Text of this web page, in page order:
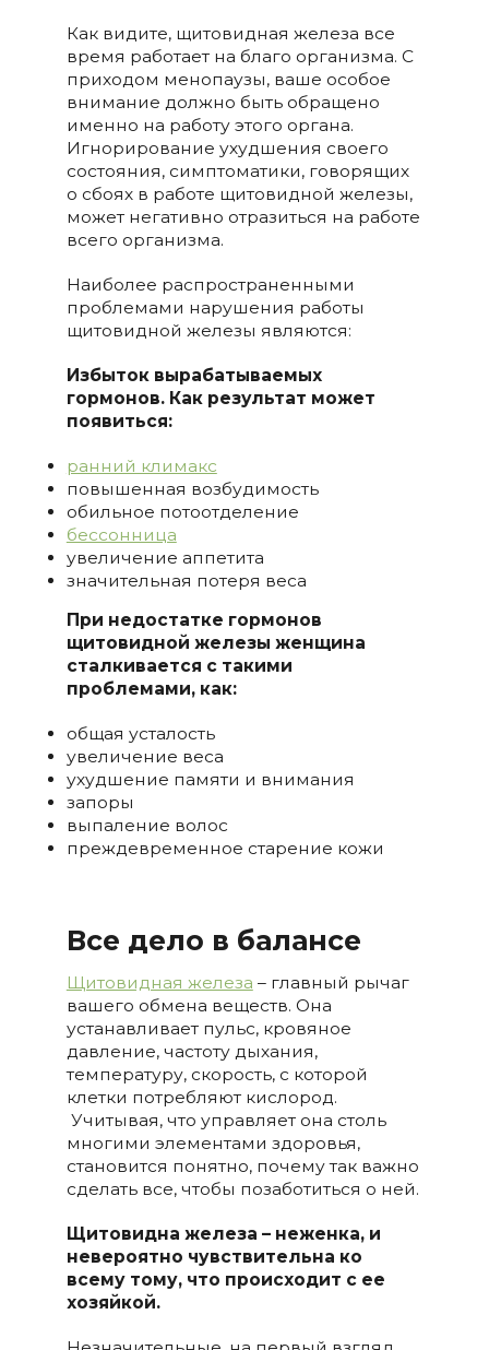
Как видите, щитовидная железа все
время работает на благо организма. С
приходом менопаузы, ваше особое
внимание должно быть обращено
именно на работу этого органа.
Игнорирование ухудшения своего
состояния, симптоматики, говорящих
о сбоях в работе щитовидной железы,
может негативно отразиться на работе
всего организма.
Наиболее распространенными
проблемами нарушения работы
щитовидной железы являются:
Избыток вырабатываемых
гормонов. Как результат может
появиться:
ранний климакс
повышенная возбудимость
обильное потоотделение
бессонница
увеличение аппетита
значительная потеря веса
При недостатке гормонов
щитовидной железы женщина
сталкивается с такими
проблемами, как:
общая усталость
увеличение веса
ухудшение памяти и внимания
запоры
выпаление волос
преждевременное старение кожи
Все дело в балансе
Щитовидная железа – главный рычаг
вашего обмена веществ. Она
устанавливает пульс, кровяное
давление, частоту дыхания,
температуру, скорость, с которой
клетки потребляют кислород.
Учитывая, что управляет она столь
многими элементами здоровья,
становится понятно, почему так важно
сделать все, чтобы позаботиться о ней.
Щитовидна железа – неженка, и
невероятно чувствительна ко
всему тому, что происходит с ее
хозяйкой.